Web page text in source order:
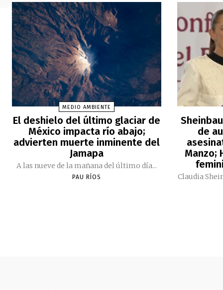
MEDIO AMBIENTE
El deshielo del último glaciar de
México impacta río abajo;
advierten muerte inminente del
Jamapa
A las nueve de la mañana del último día...
PAU RÍOS
de
Manzo;
Claudia